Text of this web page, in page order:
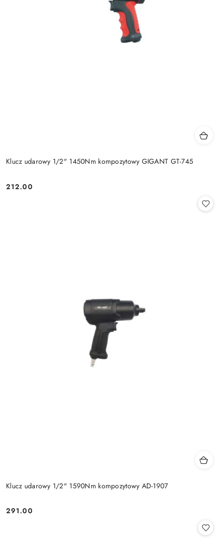
Klucz udarowy 1/2" 1450Nm kompozytowy GIGANT GT-745
Cena:
212.00
Klucz udarowy 1/2" 1590Nm kompozytowy AD-1907
Cena:
291.00